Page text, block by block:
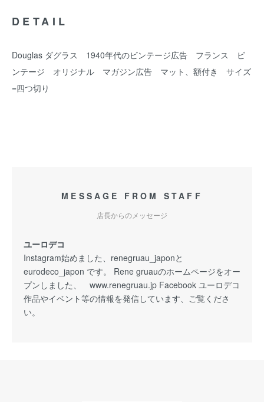
DETAIL
Douglas ダグラス 1940年代のビンテージ広告 フランス ビ
ンテージ オリジナル マガジン広告 マット、額付き サイズ
=四つ切り
MESSAGE FROM STAFF
店長からのメッセージ
ユーロデコ
Instagram始めました、renegruau_japonと
eurodeco_japon です。 Rene gruauのホームページをオー
プンしました、 www.renegruau.jp Facebook ユーロデコ
作品やイベント等の情報を発信しています、ご覧くださ
い。